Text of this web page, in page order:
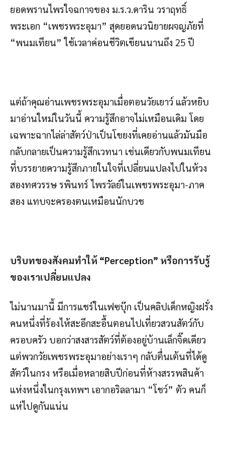
ยอดพรานไพรใจฉกาจของ ม.ร.ว.ดาริน วราฤทธิ์
พระเอก “เพชรพระอุมา” สุดยอดนวนิยายผจญภัยที่
“พนมเทียน” ใช้เวลาค่อนชีวิตเขียนนานถึง 25 ปี
แต่ถ้าคุณอ่านเพชรพระอุมาเมื่อตอนวัยเยาว์ แล้วหยิบ
มาอ่านใหม่ในวันนี้ ความรู้สึกอาจไม่เหมือนเดิม โดย
เฉพาะฉากไล่ล่าสัตว์ป่าเป็นโขยงที่เคยอ่านแล้วมันมือ
กลับกลายเป็นความรู้สึกเวทนา เช่นเดียวกับพนมเทียน
ที่บรรยายความรู้สึกภายในใจที่เปลี่ยนแปลงไปในห้วง
สองทศวรรษ รพินทร์ ไพรวัลย์ในเพชรพระอุมา-ภาค
สอง แทบจะครองตนเหมือนนักบวช
บริบทของสังคมทำให้ “Perception” หรือการรับรู้
ของเราเปลี่ยนแปลง
ไม่นานมานี้ มีการแชร์ในเฟซบุ๊ก เป็นคลิปเด็กหญิงฝรั่ง
คนหนึ่งที่ร้องไห้สะอึกสะอื้นตอนไปเที่ยวสวนสัตว์กับ
ครอบครัว บอกว่าสงสารสัตว์ที่ต้องอยู่บ้านเล็กจิ๊ดเดียว
แต่พวกวัยเพชรพระอุมาอย่างเราๆ กลับตื่นเต้นที่ได้ดู
สัตว์ในกรง หรือเมื่อหลายสิบปีก่อนที่ห้างสรรพสินค้า
แห่งหนึ่งในกรุงเทพฯ เอากอริลลามา “โชว์” ตัว คนก็
แห่ไปดูกันแน่น